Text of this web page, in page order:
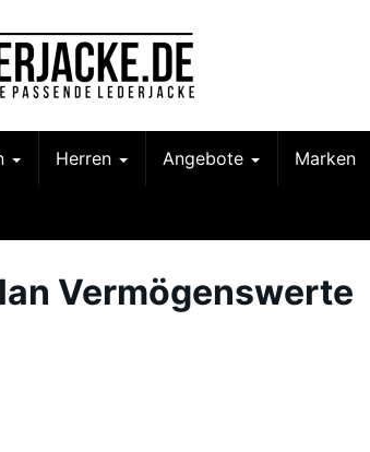
Herren Angebote Marken
Vermögenswerte